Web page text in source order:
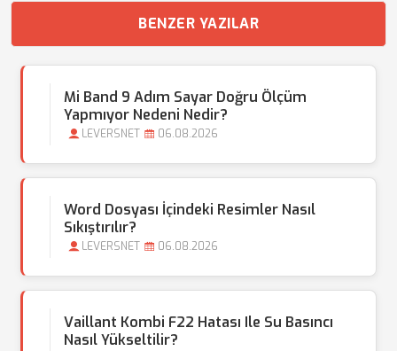
BENZER YAZILAR
Mi Band 9 Adım Sayar Doğru Ölçüm
Yapmıyor Nedeni Nedir?
LEVERSNET 06.08.2026
Word Dosyası İçindeki Resimler Nasıl
Sıkıştırılır?
LEVERSNET 06.08.2026
Vaillant Kombi F22 Hatası Ile Su Basıncı
Nasıl Yükseltilir?